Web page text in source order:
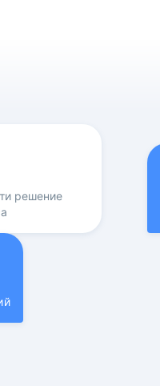
решение